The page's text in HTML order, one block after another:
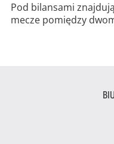
Pod bilansami
mecze pomiędzy